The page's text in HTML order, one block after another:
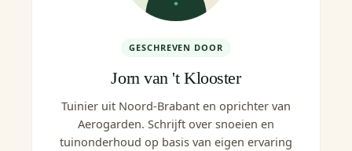
GESCHREVEN DOOR
Jorn van 't Klooster
Tuinier uit Noord-Brabant en oprichter van
Aerogarden. Schrijft over snoeien en
tuinonderhoud op basis van eigen ervaring